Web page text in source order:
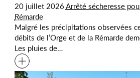
20 juillet 2026Arrêté sécheresse
Rémarde
Malgré les précipitations observées
débits de l’Orge et de la Rémarde
Les pluies de…